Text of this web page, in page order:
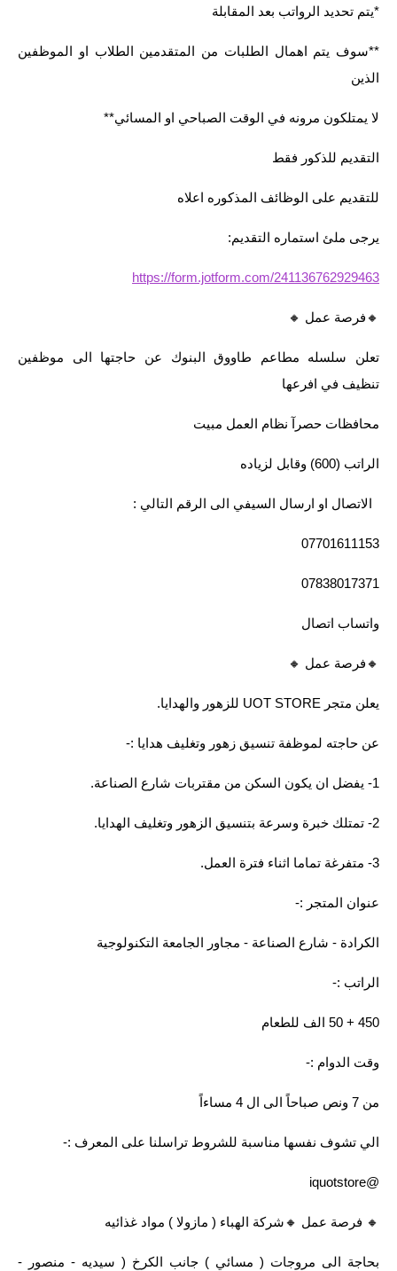
*يتم تحديد الرواتب بعد المقابلة
**سوف يتم اهمال الطلبات من المتقدمين الطلاب او الموظفين
الذين
لا يمتلكون مرونه في الوقت الصباحي او المسائي**
التقديم للذكور فقط
للتقديم على الوظائف المذكوره اعلاه
يرجى ملئ استماره التقديم:
https://form.jotform.com/241136762929463
🔸️فرصة عمل 🔸️
تعلن سلسله مطاعم طاووق البنوك عن حاجتها الى موظفين
تنظيف في افرعها
محافظات حصرآ نظام العمل مبيت
الراتب (600) وقابل لزياده
الاتصال او ارسال السيفي الى الرقم التالي :
07701611153
07838017371
واتساب اتصال
🔸️فرصة عمل 🔸️
يعلن متجر UOT STORE للزهور والهدايا.
عن حاجته لموظفة تنسيق زهور وتغليف هدايا :-
1- يفضل ان يكون السكن من مقتربات شارع الصناعة.
2- تمتلك خبرة وسرعة بتنسيق الزهور وتغليف الهدايا.
3- متفرغة تماما اثناء فترة العمل.
عنوان المتجر :-
الكرادة - شارع الصناعة - مجاور الجامعة التكنولوجية
الراتب :-
450 + 50 الف للطعام
وقت الدوام :-
من 7 ونص صباحاً الى ال 4 مساءاً
الي تشوف نفسها مناسبة للشروط تراسلنا على المعرف :-
@iquotstore
🔸️ فرصة عمل 🔸️شركة الهباء ( مازولا ) مواد غذائيه
بحاجة الى مروجات ( مسائي ) جانب الكرخ ( سيديه - منصور -